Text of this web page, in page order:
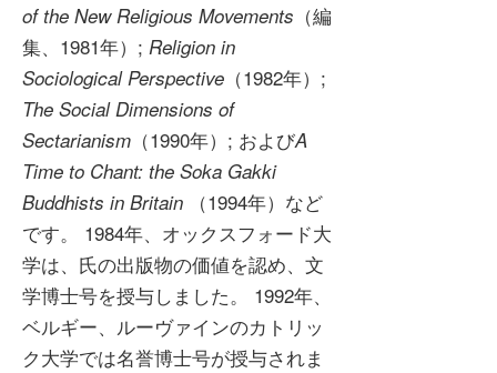
of the New Religious Movements （編
集、1981年）; Religion in
Sociological Perspective （1982年）;
The Social Dimensions of
Sectarianism （1990年）; およびA
Time to Chant: the Soka Gakki
Buddhists in Britain
（1994年）など
です。 1984年、オックスフォード大
学は、氏の出版物の価値を認め、文
学博士号を授与しました。 1992年、
ベルギー、ルーヴァインのカトリッ
ク大学では名誉博士号が授与されま